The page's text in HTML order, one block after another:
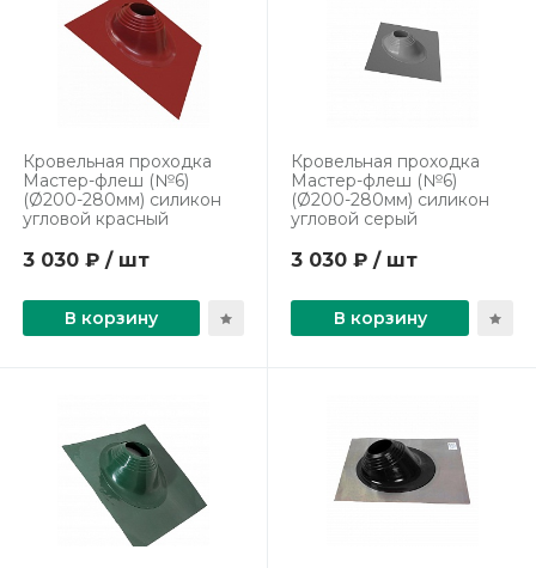
Кровельная проходка
Мастер-флеш (№6)
(Ø200-280мм) силикон
угловой красный
3 030 ₽ / шт
В корзину
Кровельная проходка
Мастер-флеш (№6)
(Ø200-280мм) силикон
угловой серый
3 030 ₽ / шт
В корзину